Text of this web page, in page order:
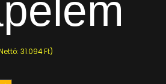
31.094Ft)